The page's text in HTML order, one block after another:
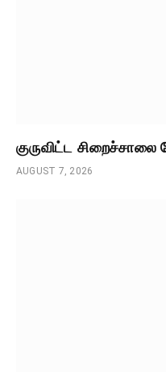
குருவிட்ட
AUGUST 7, 2026